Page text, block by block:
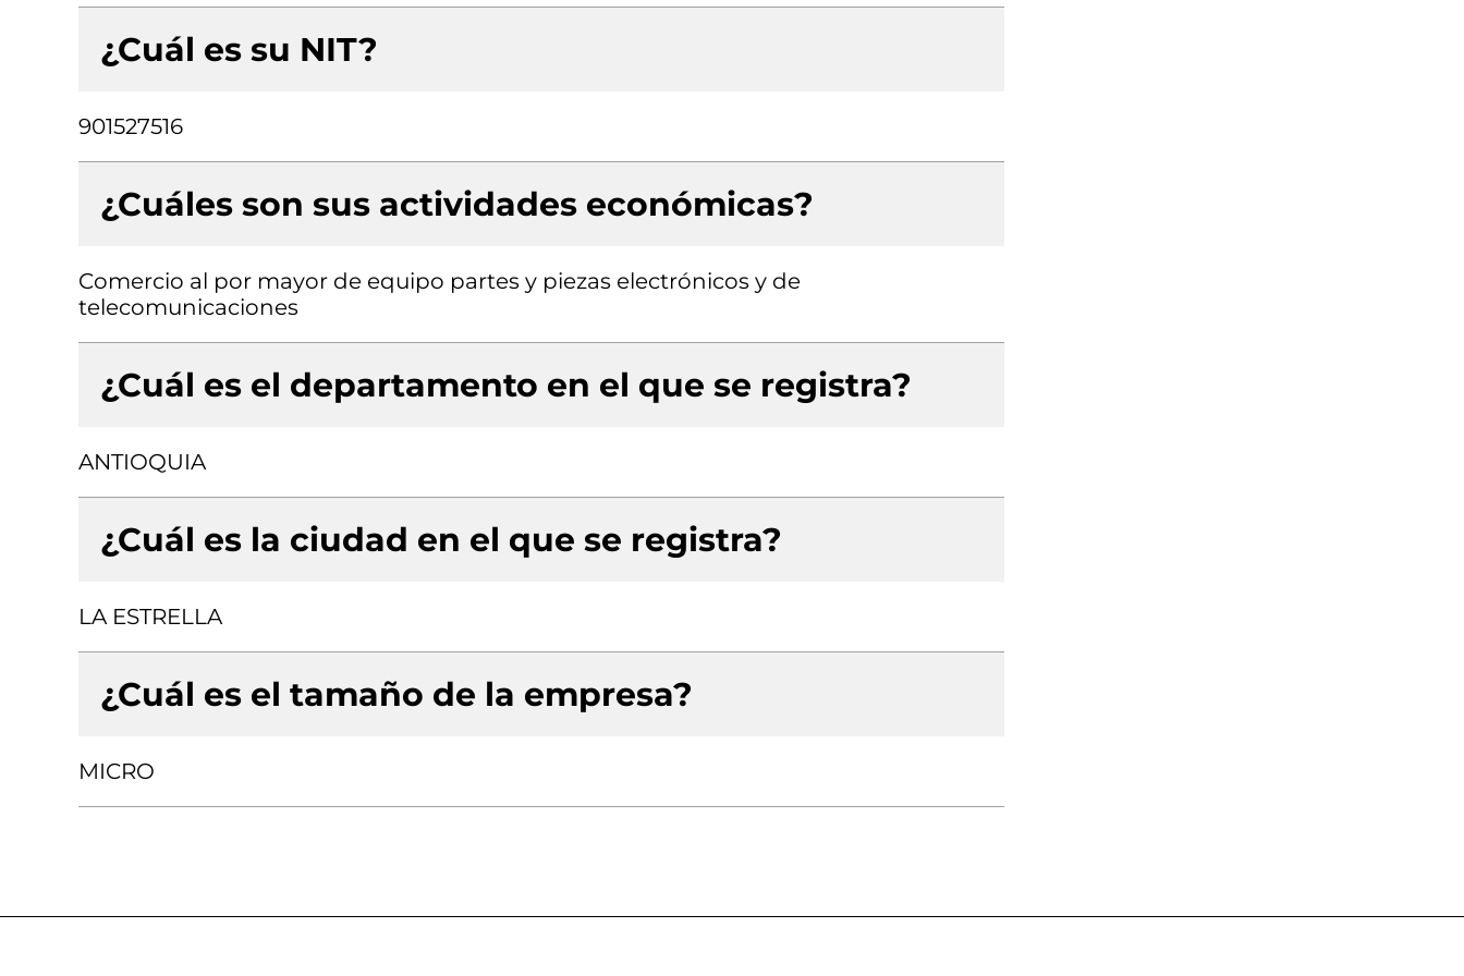
¿Cuál es su NIT?
901527516
¿Cuáles son sus actividades económicas?
Comercio al por mayor de equipo partes y piezas electrónicos y de
telecomunicaciones
¿Cuál es el departamento en el que se registra?
ANTIOQUIA
¿Cuál es la ciudad en el que se registra?
LA ESTRELLA
¿Cuál es el tamaño de la empresa?
MICRO